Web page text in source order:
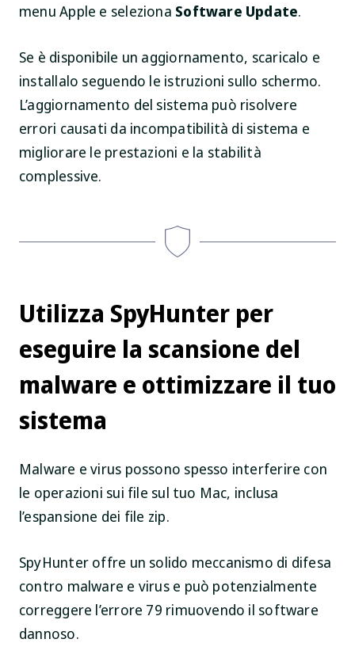
menu Apple e seleziona Software Update.
Se è disponibile un aggiornamento, scaricalo e
installalo seguendo le istruzioni sullo schermo.
L’aggiornamento del sistema può risolvere
errori causati da incompatibilità di sistema e
migliorare le prestazioni e la stabilità
complessive.
Utilizza SpyHunter per
eseguire la scansione del
malware e ottimizzare il tuo
sistema
Malware e virus possono spesso interferire con
le operazioni sui file sul tuo Mac, inclusa
l’espansione dei file zip.
SpyHunter offre un solido meccanismo di difesa
contro malware e virus e può potenzialmente
correggere l’errore 79 rimuovendo il software
dannoso.